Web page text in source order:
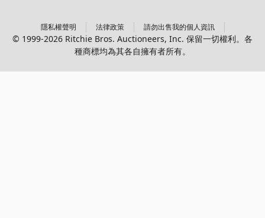
隱私權聲明 法律政策 請勿出售我的個人資訊
© 1999-2026 Ritchie Bros. Auctioneers, Inc. 保留一切權利。各
種商標均為其各自擁有者所有。